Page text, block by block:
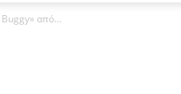
Buggy» από...